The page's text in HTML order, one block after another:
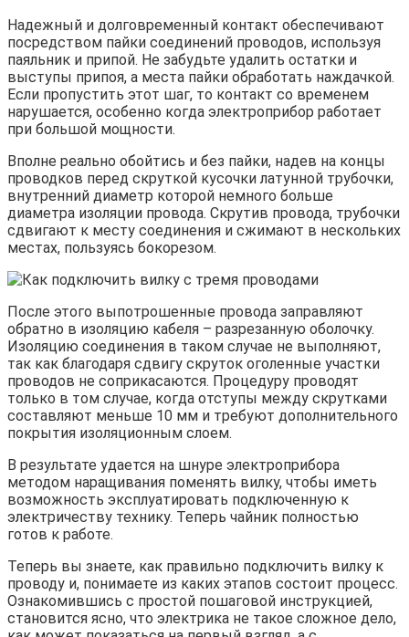
Надежный и долговременный контакт обеспечивают
посредством пайки соединений проводов, используя
паяльник и припой. Не забудьте удалить остатки и
выступы припоя, а места пайки обработать наждачкой.
Если пропустить этот шаг, то контакт со временем
нарушается, особенно когда электроприбор работает
при большой мощности.
Вполне реально обойтись и без пайки, надев на концы
проводков перед скруткой кусочки латунной трубочки,
внутренний диаметр которой немного больше
диаметра изоляции провода. Скрутив провода, трубочки
сдвигают к месту соединения и сжимают в нескольких
местах, пользуясь бокорезом.
После этого выпотрошенные провода заправляют
обратно в изоляцию кабеля – разрезанную оболочку.
Изоляцию соединения в таком случае не выполняют,
так как благодаря сдвигу скруток оголенные участки
проводов не соприкасаются. Процедуру проводят
только в том случае, когда отступы между скрутками
составляют меньше 10 мм и требуют дополнительного
покрытия изоляционным слоем.
В результате удается на шнуре электроприбора
методом наращивания поменять вилку, чтобы иметь
возможность эксплуатировать подключенную к
электричеству технику. Теперь чайник полностью
готов к работе.
Теперь вы знаете, как правильно подключить вилку к
проводу и, понимаете из каких этапов состоит процесс.
Ознакомившись с простой пошаговой инструкцией,
становится ясно, что электрика не такое сложное дело,